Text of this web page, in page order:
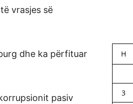
vrasjes së
dhe ka përfituar
pasiv
H
3